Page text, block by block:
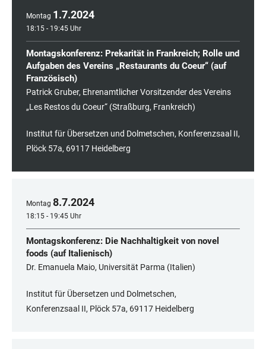
Montag 1.7.2024
18:15 - 19:45 Uhr
Montagskonferenz: Prekarität in Frankreich; Rolle und
Aufgaben des Vereins „Restaurants du Coeur“ (auf
Französisch)
Patrick Gruber, Ehrenamtlicher Vorsitzender des Vereins
„Les Restos du Coeur“ (Straßburg, Frankreich)
Institut für Übersetzen und Dolmetschen, Konferenzsaal II,
Plöck 57a, 69117 Heidelberg
Montag 8.7.2024
18:15 - 19:45 Uhr
Montagskonferenz: Die Nachhaltigkeit von novel
foods (auf Italienisch)
Dr. Emanuela Maio, Universität Parma (Italien)
Institut für Übersetzen und Dolmetschen,
Konferenzsaal II, Plöck 57a, 69117 Heidelberg